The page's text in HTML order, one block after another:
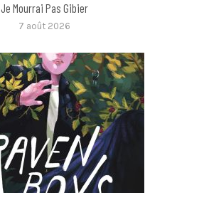
Je Mourrai Pas Gibier
7 août 2026